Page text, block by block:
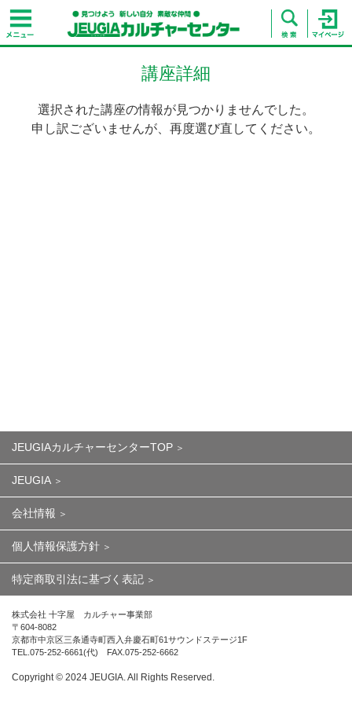
講座詳細
選択された講座の情報が見つかりませんでした。
申し訳ございませんが、再度選び直してください。
JEUGIAカルチャーセンターTOP
JEUGIA
会社情報
個人情報保護方針
特定商取引法に基づく表記
株式会社 十字屋 カルチャー事業部
〒604-8082
京都市中京区三条通寺町西入弁慶石町61サウンドステージ1F
TEL.075-252-6661(代) FAX.075-252-6662
Copyright ©︎ 2024 JEUGIA. All Rights Reserved.